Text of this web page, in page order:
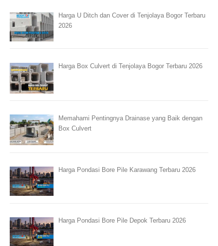
Harga U Ditch dan Cover di Tenjolaya Bogor Terbaru
2026
Harga Box Culvert di Tenjolaya Bogor Terbaru 2026
Memahami Pentingnya Drainase yang Baik dengan
Box Culvert
Harga Pondasi Bore Pile Karawang Terbaru 2026
Harga Pondasi Bore Pile Depok Terbaru 2026